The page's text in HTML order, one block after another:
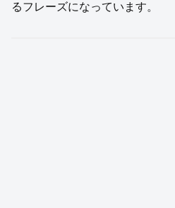
るフレーズになっています。